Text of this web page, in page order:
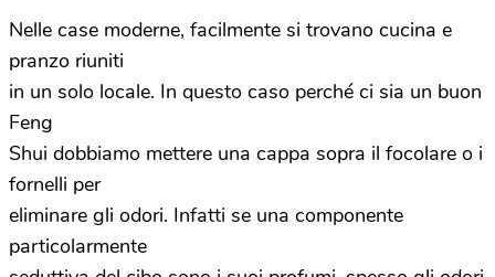
Nelle case moderne, facilmente si trovano cucina e
pranzo riuniti
in un solo locale. In questo caso perché ci sia un buon
Feng
Shui dobbiamo mettere una cappa sopra il focolare o i
fornelli per
eliminare gli odori. Infatti se una componente
particolarmente